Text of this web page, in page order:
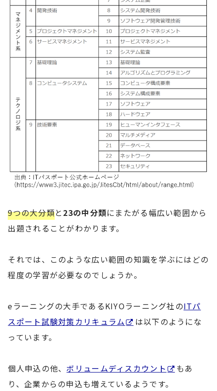
9つの大分類と 23の中分類にまたがる幅広い範囲から
出題されることがわかります。
それでは、このような広い範囲の知識を学ぶにはどの
程度の学習が必要なのでしょうか。
eラーニングの大手であるKIYOラーニング社のITパ
スポート試験対策カリキュラム
は以下のようにな
っています。
個人申込の他、 ボリュームディスカウント
もあ
り、企業からの申込も増えているようです。